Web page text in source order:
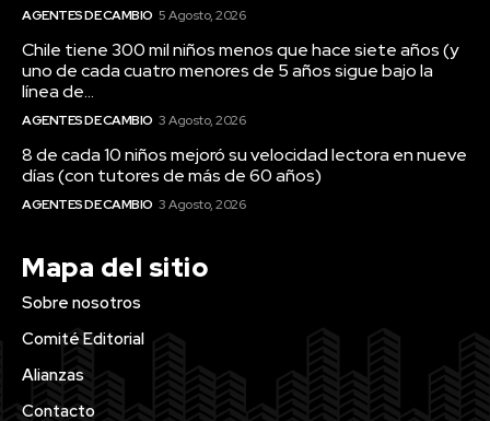
AGENTES DE CAMBIO 5 Agosto, 2026
Chile tiene 300 mil niños menos que hace siete años (y
uno de cada cuatro menores de 5 años sigue bajo la
línea de...
AGENTES DE CAMBIO 3 Agosto, 2026
8 de cada 10 niños mejoró su velocidad lectora en nueve
días (con tutores de más de 60 años)
AGENTES DE CAMBIO 3 Agosto, 2026
Mapa del sitio
Sobre nosotros
Comité Editorial
Alianzas
Contacto